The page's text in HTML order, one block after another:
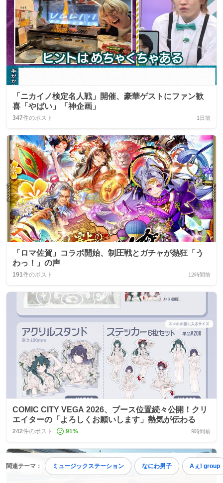
関連テーマ： ミュージックステーション なにわ男子 Aぇ! group
「ニカイノ検定名人戦」開催、豪華ゲストにファン歓
喜「やばい」「神企画」
347件のポスト 1日前
「ロマ佐賀」コラボ開始、制圧戦とガチャが熱狂「う
わっ！」の声
191件のポスト 12時間前
COMIC CITY VEGA 2026、ブース位置続々公開！クリ
エイターの「よろしくお願いします」熱気が伝わる
242件のポスト 91% 9時間前